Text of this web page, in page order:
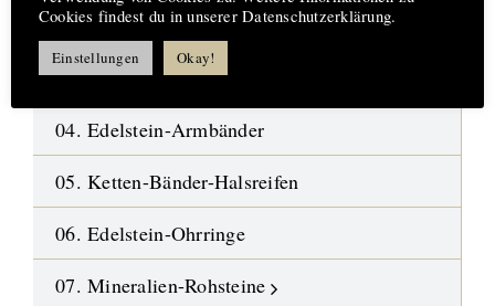
02. Pendants Naturkristalle-Amulette
03. Pendants Fossilien-Wüstensteine
04. Edelstein-Armbänder
05. Ketten-Bänder-Halsreifen
06. Edelstein-Ohrringe
07. Mineralien-Rohsteine
Cookies findest du in unserer Datenschutzerklärung.
Einstellungen Okay!